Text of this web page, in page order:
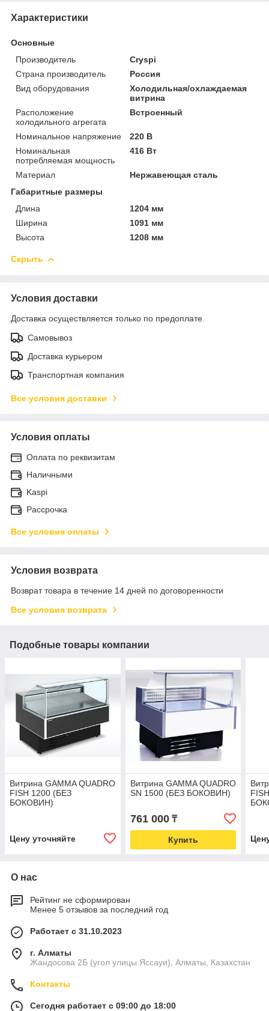
Характеристики
Основные
Производитель
Cryspi
Страна производитель
Россия
Вид оборудования
Холодильная/охлаждаемая
витрина
Расположение
холодильного агрегата
Встроенный
Номинальное напряжение
220 В
Номинальная
потребляемая мощность
416 Вт
Материал
Нержавеющая сталь
Габаритные размеры
Длина
1204 мм
Ширина
1091 мм
Высота
1208 мм
Скрыть
Условия доставки
Доставка осуществляется только по предоплате.
Самовывоз
Доставка курьером
Транспортная компания
Все условия доставки
Условия оплаты
Оплата по реквизитам
Наличными
Kaspi
Рассрочка
Все условия оплаты
Условия возврата
Возврат товара в течение 14 дней по договоренности
Все условия возврата
Подобные товары компании
Витрина GAMMA QUADRO
FISH 1200 (БЕЗ
БОКОВИН)
Цену уточняйте
Витрина GAMMA QUADRO
SN 1500 (БЕЗ БОКОВИН)
761 000₸
Купить
О нас
Рейтинг не сформирован
Менее 5 отзывов за последний год
Работает с 31.10.2023
г. Алматы
Жандосова 2Б (угол улицы Яссауи), Алматы, Казахстан
Контакты
Сегодня работает с 09:00 до 18:00